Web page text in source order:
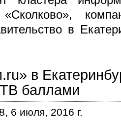
в
в
баллами
6 июля, 2016 г.